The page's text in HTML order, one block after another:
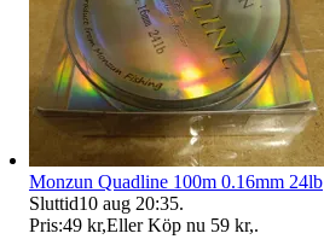
Monzun Quadline 100m 0.16mm 24lb
Sluttid10 aug 20:35.
Pris:49 kr,Eller Köp nu 59 kr,.